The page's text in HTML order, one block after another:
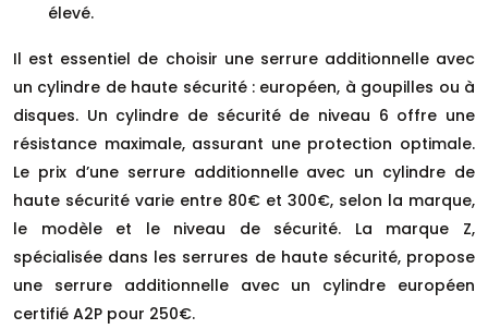
élevé.
Il est essentiel de choisir une serrure additionnelle avec
un cylindre de haute sécurité : européen, à goupilles ou à
disques. Un cylindre de sécurité de niveau 6 offre une
résistance maximale, assurant une protection optimale.
Le prix d’une serrure additionnelle avec un cylindre de
haute sécurité varie entre 80€ et 300€, selon la marque,
le modèle et le niveau de sécurité. La marque Z,
spécialisée dans les serrures de haute sécurité, propose
une serrure additionnelle avec un cylindre européen
certifié A2P pour 250€.